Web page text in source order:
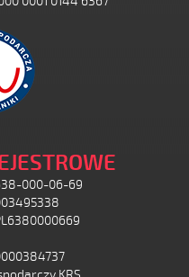
000-06-69